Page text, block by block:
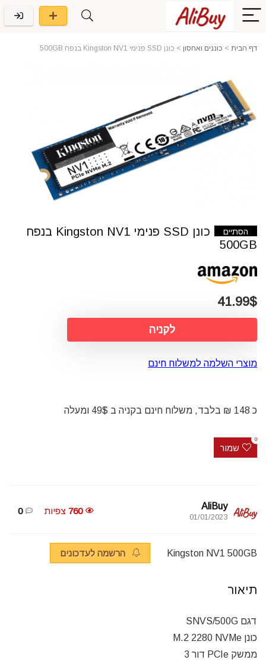
דף הבית > כוננים ואחסון > כונן SSD פנימי Kingston NV1 בנפח 500GB
הסתיים
כונן SSD פנימי Kingston NV1 בנפח
500GB
41.99$
לקניה
מוצרי השלמה למשלוח חינם
כ 148 ₪ בלבד, משלוח חינם בקניה ב 49$ ומעלה
שמור
0
AliBuy
01/01/2023
760 צפיות 0
Kingston NV1 500GB הרשמה לעדכונים
תיאור
דגם ‎SNVS/500G
כונן M.2 2280 NVMe
ממשק PCIe דור 3